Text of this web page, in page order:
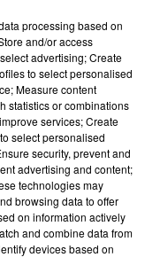
vos entrées
de nos
- Gagnez
famille au cœur
processing based on
and/or access
advertising; Create
to select personalised
Measure content
statistics or combinations
services; Create
select personalised
security, prevent and
advertising and content;
technologies may
browsing data to offer
on information actively
and combine data from
devices based on